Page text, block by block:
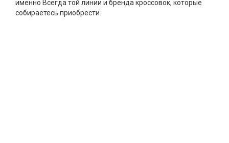
именно Всегда той линии и бренда кроссовок, которые
собираетесь приобрести.